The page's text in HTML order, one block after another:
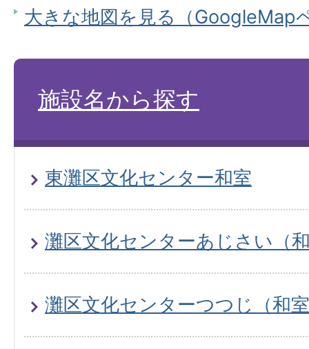
大きな地図を見る（GoogleMap
施設名から探す
東灘区文化センター和室
灘区文化センターあじさい（
灘区文化センターつつじ（和